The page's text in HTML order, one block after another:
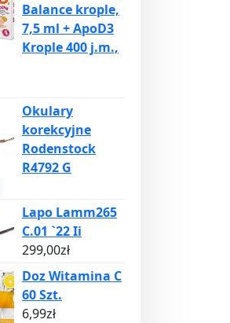
Balance krople,
7,5 ml + ApoD3
Krople 400 j.m.,
Okulary
korekcyjne
Rodenstock
R4792 G
Lapo Lamm265
C.01 `22 Ii
299,00zł
Doz Witamina C
60 Szt.
6,99zł